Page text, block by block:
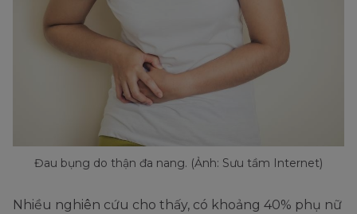
Đau bụng do thận đa nang. (Ảnh: Sưu tầm Internet)
Nhiều nghiên cứu cho thấy, có khoảng 40% phụ nữ